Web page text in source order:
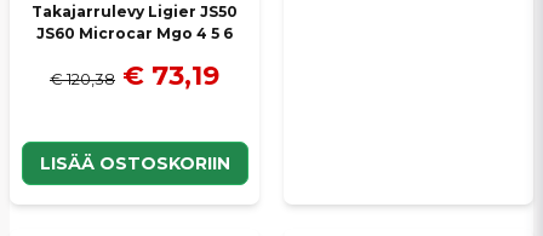
Takajarrulevy Ligier JS50
JS60 Microcar Mgo 4 5 6
€ 120,38 € 73,19
LISÄÄ OSTOSKORIIN